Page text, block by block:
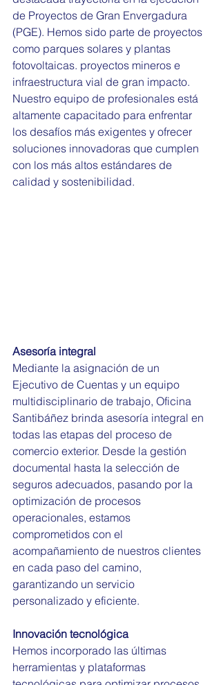
de Proyectos de Gran Envergadura
(PGE). Hemos sido parte de proyectos
como parques solares y plantas
fotovoltaicas. proyectos mineros e
infraestructura vial de gran impacto.
Nuestro equipo de profesionales está
altamente capacitado para enfrentar
los desafíos más exigentes y ofrecer
soluciones innovadoras que cumplen
con los más altos estándares de
calidad y sostenibilidad.
Asesoría integral
Mediante la asignación de un
Ejecutivo de Cuentas y un equipo
multidisciplinario de trabajo, Oficina
Santibáñez brinda asesoría integral en
todas las etapas del proceso de
comercio exterior. Desde la gestión
documental hasta la selección de
seguros adecuados, pasando por la
optimización de procesos
operacionales, estamos
comprometidos con el
acompañamiento de nuestros clientes
en cada paso del camino,
garantizando un servicio
personalizado y eficiente.
Innovación tecnológica
Hemos incorporado las últimas
herramientas y plataformas